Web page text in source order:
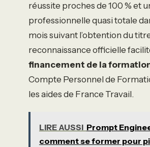
réussite proches de 100 % et
professionnelle quasi totale
mois suivant l’obtention du
reconnaissance officielle
financement de la
Compte Personnel de
les aides de France Travail.
LIRE AUSSI Prompt
comment se former pour